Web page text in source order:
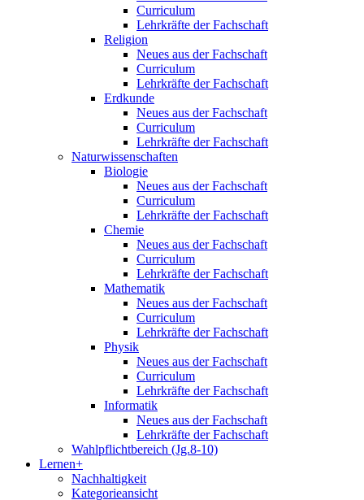
Curriculum
Lehrkräfte der Fachschaft
Religion
Neues aus der Fachschaft
Curriculum
Lehrkräfte der Fachschaft
Erdkunde
Neues aus der Fachschaft
Curriculum
Lehrkräfte der Fachschaft
Naturwissenschaften
Biologie
Neues aus der Fachschaft
Curriculum
Lehrkräfte der Fachschaft
Chemie
Neues aus der Fachschaft
Curriculum
Lehrkräfte der Fachschaft
Mathematik
Neues aus der Fachschaft
Curriculum
Lehrkräfte der Fachschaft
Physik
Neues aus der Fachschaft
Curriculum
Lehrkräfte der Fachschaft
Informatik
Neues aus der Fachschaft
Lehrkräfte der Fachschaft
Wahlpflichtbereich (Jg.8-10)
Lernen+
Nachhaltigkeit
Kategorieansicht